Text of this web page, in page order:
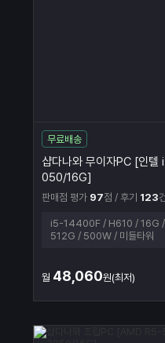
무료배송
샵다나와 무이자PC [인
050/16G]
판매점 평가 97점 / 후기 123
i5-14400F / H610 / 16G
512G / 500W / 미들타워
월 48,060원(최저)